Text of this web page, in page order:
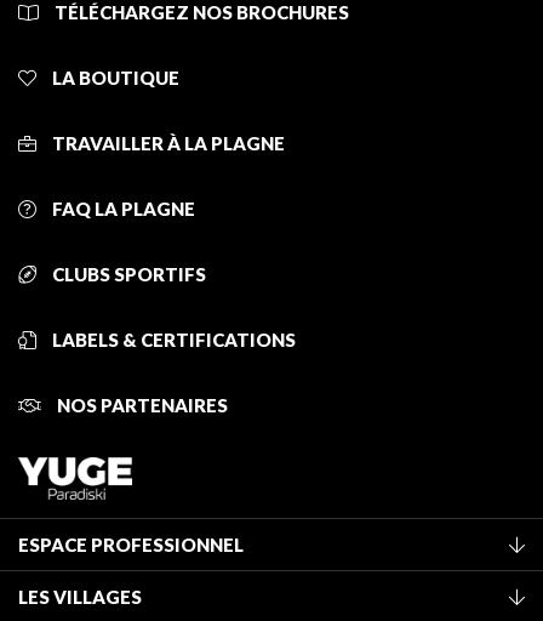
TÉLÉCHARGEZ NOS BROCHURES
LA BOUTIQUE
TRAVAILLER À LA PLAGNE
FAQ LA PLAGNE
CLUBS SPORTIFS
LABELS & CERTIFICATIONS
NOS PARTENAIRES
ESPACE PROFESSIONNEL
LES VILLAGES